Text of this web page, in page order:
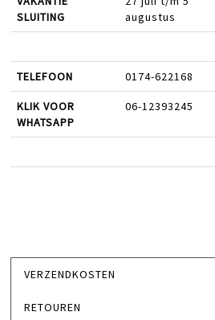
SLUITING
augustus
TELEFOON 0174-622168
KLIK VOOR
WHATSAPP
06-12393245
VERZENDKOSTEN
RETOUREN